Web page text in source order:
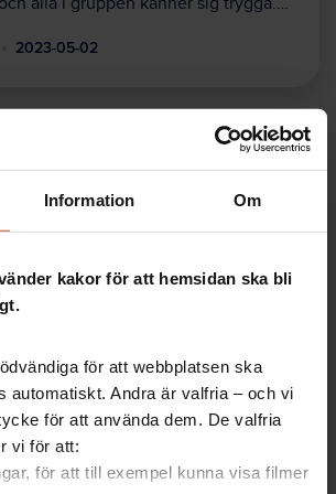
Information Om
kakor för att hemsidan ska bli
för att webbplatsen ska
automatiskt. Andra är valfria – och vi
för att använda dem. De valfria
vi för att:
för att till exempel kunna visa filmer
2023-05-02
med SAM-
hur ni får snurr på det systematiska
SAM-verkstan - lanserades den
- presenteras och är chefens…